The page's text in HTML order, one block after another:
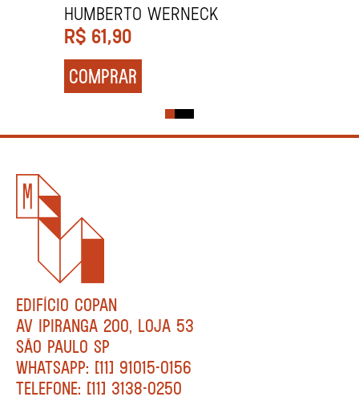
HUMBERTO WERNECK
R$ 61,90
COMPRAR
EDIFÍCIO COPAN
AV IPIRANGA 200, LOJA 53
SÃO PAULO SP
WHATSAPP: [11] 91015-0156
TELEFONE: [11] 3138-0250